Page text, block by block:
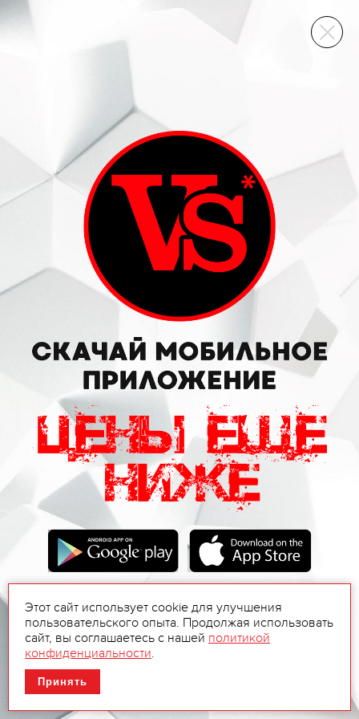
ВИННЫЙ СКЛАД
Этот сайт использует cookie для улучшения
пользовательского опыта. Продолжая использовать
сайт, вы соглашаетесь с нашей политикой
конфиденциальности.
Принять